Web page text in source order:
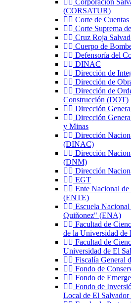
Corporación
(CORSATUR)
Corte de
Corte Suprema
Cruz Roja
Cuerpo de
Defensoría del
DINAC
Dirección de
Dirección de
Dirección de
Construcción (DOT)
Dirección
Dirección
y Minas
Dirección
(DINAC)
Dirección
(DNM)
Dirección
EGT
Ente Nacional
(ENTE)
Escuela
Quiñonez" (ENA)
Facultad de
de la Universidad de
Facultad de
Universidad de El
Fiscalía General
Fondo de
Fondo de
Fondo de
Local de El